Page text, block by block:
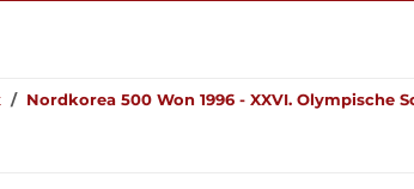
Nordkorea 500 Won 1996 - XXVI. Olympische